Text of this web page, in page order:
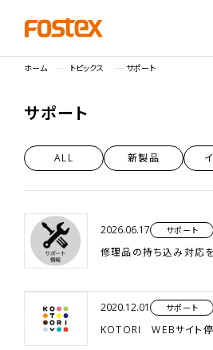
ホーム トピックス サポート
サポー ト
ALL 新製品
2026.06.17 サポート
修理品の持ち込み対応を
2020.12.01 サポート
KOTORI WEBサイト